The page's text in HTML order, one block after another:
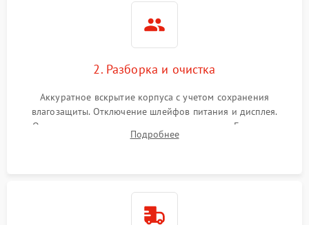
2. Разборка и очистка
Аккуратное вскрытие корпуса с учетом сохранения
влагозащиты. Отключение шлейфов питания и дисплея.
Очистка внутренних плат от окислов и пыли. Бережная
обработка германиевого объектива специализированными
Подробнее